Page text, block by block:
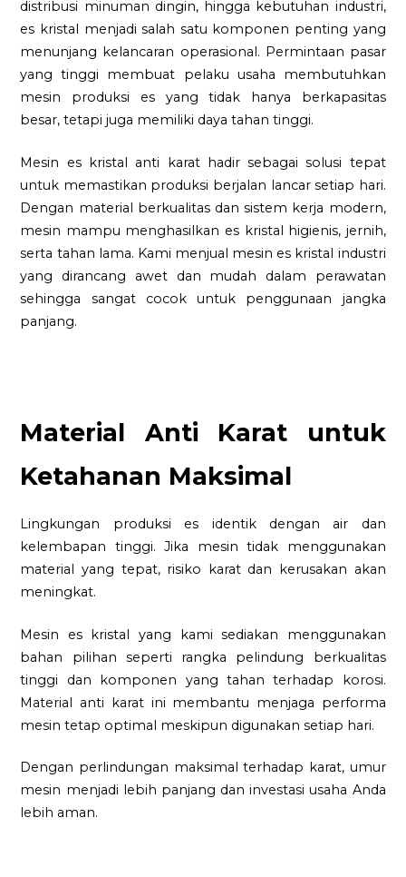
distribusi minuman dingin, hingga kebutuhan industri,
es kristal menjadi salah satu komponen penting yang
menunjang kelancaran operasional. Permintaan pasar
yang tinggi membuat pelaku usaha membutuhkan
mesin produksi es yang tidak hanya berkapasitas
besar, tetapi juga memiliki daya tahan tinggi.
Mesin es kristal anti karat hadir sebagai solusi tepat
untuk memastikan produksi berjalan lancar setiap hari.
Dengan material berkualitas dan sistem kerja modern,
mesin mampu menghasilkan es kristal higienis, jernih,
serta tahan lama. Kami menjual mesin es kristal industri
yang dirancang awet dan mudah dalam perawatan
sehingga sangat cocok untuk penggunaan jangka
panjang.
Material Anti Karat untuk
Ketahanan Maksimal
Lingkungan produksi es identik dengan air dan
kelembapan tinggi. Jika mesin tidak menggunakan
material yang tepat, risiko karat dan kerusakan akan
meningkat.
Mesin es kristal yang kami sediakan menggunakan
bahan pilihan seperti rangka pelindung berkualitas
tinggi dan komponen yang tahan terhadap korosi.
Material anti karat ini membantu menjaga performa
mesin tetap optimal meskipun digunakan setiap hari.
Dengan perlindungan maksimal terhadap karat, umur
mesin menjadi lebih panjang dan investasi usaha Anda
lebih aman.